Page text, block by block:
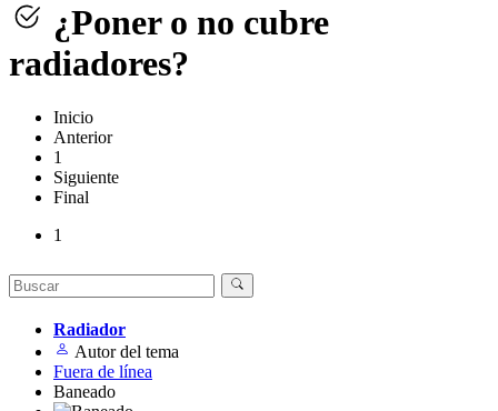
¿Poner o no cubre
radiadores?
Inicio
Anterior
1
Siguiente
Final
1
Radiador
Autor del tema
Fuera de línea
Baneado